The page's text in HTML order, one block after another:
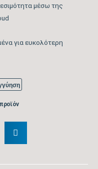
μέσω της
για ευκολότερη
nanoe™ X, φίλτρο